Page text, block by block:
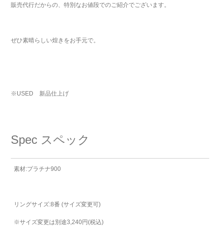
販売代行だからの、特別なお値段でのご紹介でございます。
ぜひ素晴らしい煌きをお手元で。
※USED 新品仕上げ
Spec スペック
素材:プラチナ900
リングサイズ:8番 (サイズ変更可)
※サイズ変更は別途3,240円(税込)